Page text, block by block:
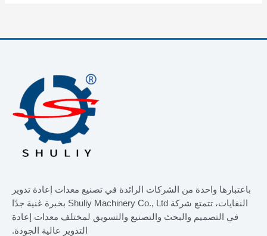
باعتبارها واحدة من الشركات الرائدة في تصنيع معدات إعادة تدوير
النفايات، تتمتع شركة Shuliy Machinery Co., Ltd بخبرة غنية جدًا
في التصميم والبحث والتصنيع والتسويق لمختلف معدات إعادة
التدوير عالية الجودة.